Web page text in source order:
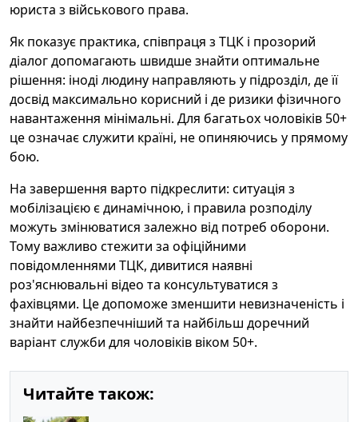
юриста з військового права.
Як показує практика, співпраця з ТЦК і прозорий
діалог допомагають швидше знайти оптимальне
рішення: іноді людину направляють у підрозділ, де її
досвід максимально корисний і де ризики фізичного
навантаження мінімальні. Для багатьох чоловіків 50+
це означає служити країні, не опиняючись у прямому
бою.
На завершення варто підкреслити: ситуація з
мобілізацією є динамічною, і правила розподілу
можуть змінюватися залежно від потреб оборони.
Тому важливо стежити за офіційними
повідомленнями ТЦК, дивитися наявні
роз'яснювальні відео та консультуватися з
фахівцями. Це допоможе зменшити невизначеність і
знайти найбезпечніший та найбільш доречний
варіант служби для чоловіків віком 50+.
Читайте також: